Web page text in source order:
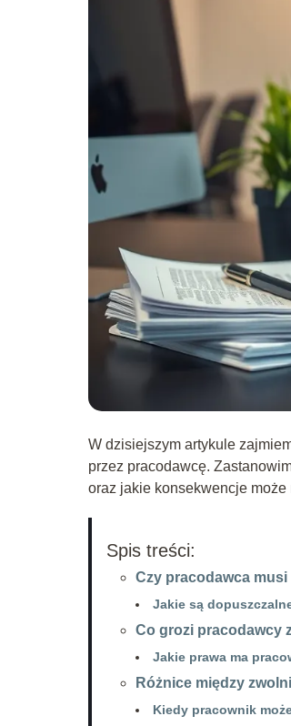
W dzisiejszym artykule
przez pracodawcę.
oraz jakie konsekwencje
Spis treści:
Czy pracodawca
Jakie są
Co grozi pracodawcy
Jakie prawa ma
Różnice między
Kiedy pracownik